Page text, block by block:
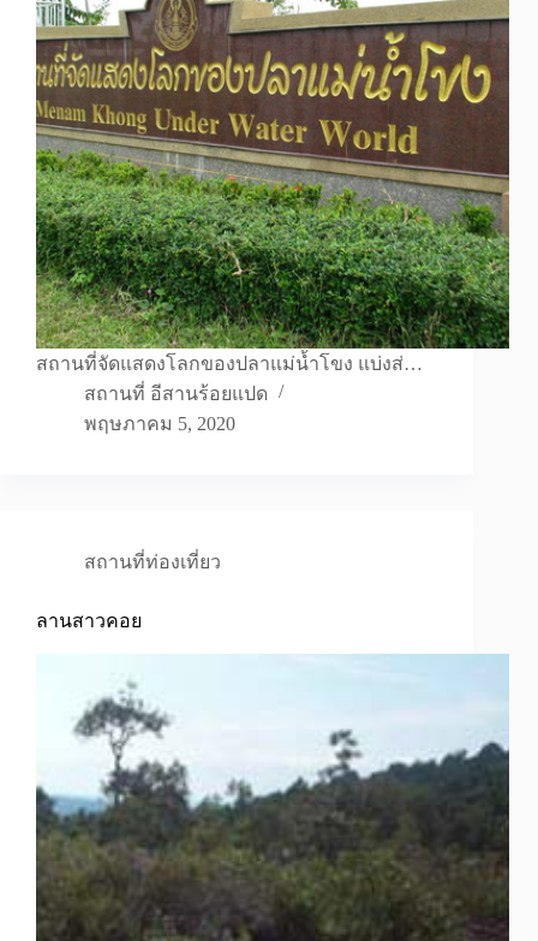
สถานที่จัดแสดงโลกของปลาแม่น้ำโขง แบ่งส่…
สถานที่ อีสานร้อยแปด
พฤษภาคม 5, 2020
สถานที่ท่องเที่ยว
ลานสาวคอย